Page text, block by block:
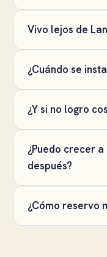
Vivo lejos de
¿Cuándo se
¿Y si no logro
¿Puedo crecer
después?
¿Cómo reservo